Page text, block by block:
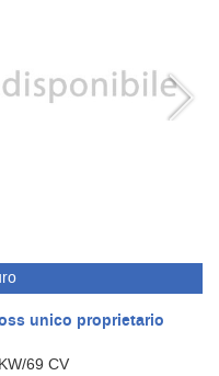
unico proprietario
69 CV